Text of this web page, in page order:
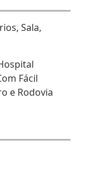
Sala,
Fácil
e Rodovia